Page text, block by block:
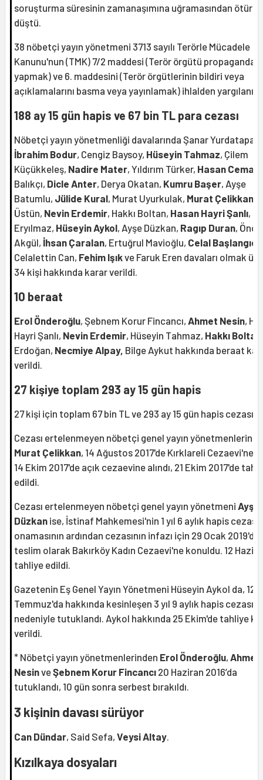
soruşturma süresinin zamanaşımına uğramasından ötürü
düştü.
38 nöbetçi yayın yönetmeni 3713 sayılı Terörle Mücadele
Kanunu'nun (TMK) 7/2 maddesi (Terör örgütü propagandası
yapmak) ve 6. maddesini (Terör örgütlerinin bildiri veya
açıklamalarını basma veya yayınlamak) ihlalden
188 ay 15 gün hapis ve 67 bin TL para cezası
Nöbetçi yayın yönetmenliği davalarında Şanar Yurdatapan,
İbrahim Bodur, Cengiz Baysoy, Hüseyin Tahmaz, Çilem
Küçükkeleş, Nadire Mater, Yıldırım Türker, Hasan Cemal
Balıkçı, Dicle Anter, Derya Okatan, Kumru Başer, Ayşe
Batumlu, Jülide Kural, Murat Uyurkulak, Murat Çelikkan
Üstün, Nevin Erdemir, Hakkı Boltan, Hasan Hayri Şanlı,
Eryılmaz, Hüseyin Aykol, Ayşe Düzkan, Ragıp Duran, Öncü
Akgül, İhsan Çaralan, Ertuğrul Mavioğlu, Celal Başlangıç,
Celalettin Can, Fehim Işıkve Faruk Eren davaları olmak
34 kişi hakkında karar verildi.
10 beraat
Erol Önderoğlu, Şebnem Korur Fincancı, Ahmet Nesin,
Hayri Şanlı, Nevin Erdemir, Hüseyin Tahmaz, Hakkı
Erdoğan, Necmiye Alpay, Bilge Aykut hakkında beraat
verildi.
27 kişiye toplam 293 ay 15 gün hapis
27 kişi için toplam 67 bin TL ve 293 ay 15 gün hapis cezası
Cezası ertelenmeyen nöbetçi genel yayın
Murat Çelikkan, 14 Ağustos 2017'de Kırklareli Cezaevi'ne
14 Ekim 2017'de açık cezaevine alındı, 21 Ekim 2017'de
edildi.
Cezası ertelenmeyen nöbetçi genel yayın yönetmeni Ayşe
Düzkan ise, İstinaf Mahkemesi'nin 1 yıl 6 aylık hapis
onamasının ardından cezasının infazı için 29 Ocak 2019'da
teslim olarak Bakırköy Kadın Cezaevi'ne konuldu. 12
tahliye edildi.
Gazetenin Eş Genel Yayın Yönetmeni Hüseyin Aykol da, 12
Temmuz'da hakkında kesinleşen 3 yıl 9 aylık hapis cezası
nedeniyle tutuklandı. Aykol hakkında 25 Ekim'de tahliye
verildi.
* Nöbetçi yayın yönetmenlerinden Erol Önderoğlu, Ahmet
NesinveŞebnem Korur Fincancı 20 Haziran 2016’da
tutuklandı, 10 gün sonra serbest bırakıldı.
3 kişinin davası sürüyor
Can Dündar, Said Sefa, Veysi Altay.
Kızılkaya dosyaları